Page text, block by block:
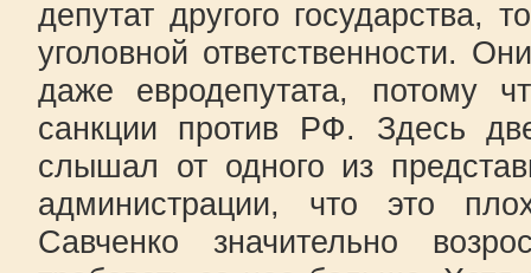
депутат другого государства,
уголовной ответственности.
даже евродепутата, потому
санкции против РФ. Здесь
слышал от одного из
администрации, что это
Савченко значительно